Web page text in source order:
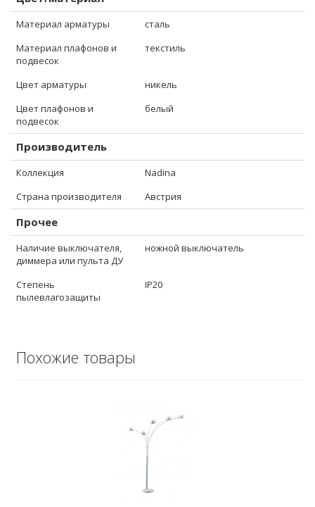
Материал арматуры
сталь
Материал плафонов и
подвесок
текстиль
Цвет арматуры
никель
Цвет плафонов и
подвесок
белый
Производитель
Коллекция
Nadina
Страна производителя
Австрия
Прочее
Наличие выключателя,
диммера или пульта ДУ
ножной выключатель
Степень
пылевлагозащиты
IP20
Похожие товары